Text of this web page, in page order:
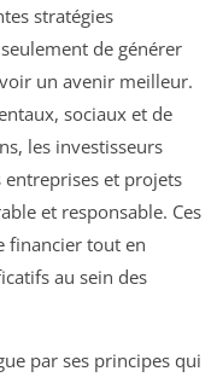
stratégies
de générer
un avenir meilleur.
sociaux et de
les investisseurs
et projets
et responsable. Ces
financier tout en
au sein des
par ses principes qui